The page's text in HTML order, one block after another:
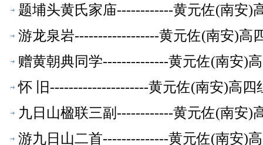
题埔头黄氏家庙------------黄元佐(南安)
游龙泉岩------------------黄元佐(南安)高
赠黄朝典同学--------------黄元佐(南安)
怀 旧---------------------黄元佐(南安)高
九日山楹联三副------------黄元佐(南安)
游九日山二首--------------黄元佐(南安)